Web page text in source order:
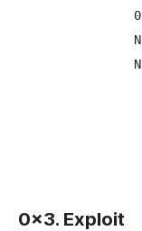
0x3. Exploit